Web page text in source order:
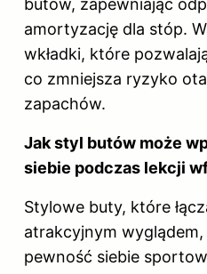
butów, zapewniając
amortyzację dla stóp.
wkładki, które
co zmniejsza ryzyko
zapachów.
Jak styl butów może
siebie podczas lekcji
Stylowe buty, które
atrakcyjnym
pewność siebie